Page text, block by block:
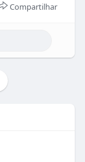
Compartilhar